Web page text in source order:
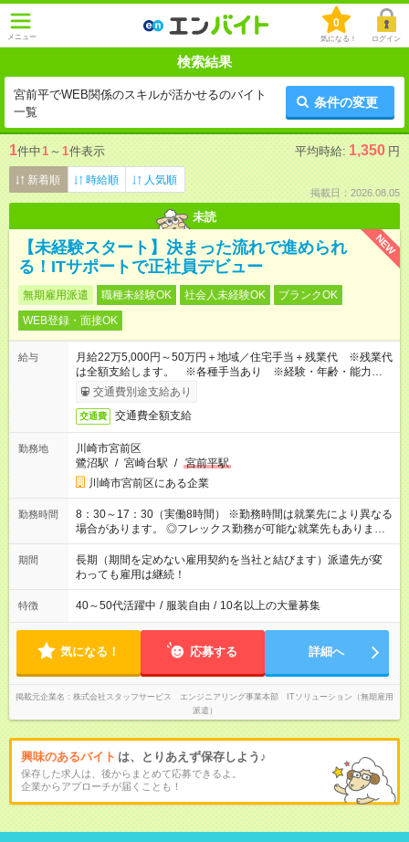
メニュー
0
気になる！ ログイン
検索結果
宮前平でWEB関係のスキルが活かせるのバイト
一覧
条件の変更
1件中1 ～ 1件表示 平均時給: 1,350 円
新着順 時給順 人気順
掲載日：2026.08.05
未読
NEW
【未経験スタート】決まった流れで進められ
る！ITサポートで正社員デビュー
無期雇用派遣 職種未経験OK 社会人未経験OK
ブランクOK
WEB登録・面接OK
給与
月給22万5,000円～50万円＋地域／住宅手当＋残業代 ※残業代
は全額支給します。 ※各種手当あり ※経験・年齢・能力等を
考慮して加給・優遇します。
交通費別途支給あり
交通費 交通費全額支給
勤務地
川崎市宮前区
鷺沼駅 / 宮崎台駅 / 宮前平駅
川崎市宮前区にある企業
勤務時間
8：30～17：30（実働8時間） ※勤務時間は就業先により異なる
場合があります。 ◎フレックス勤務が可能な就業先もありま
す。 ◎今よりもさらに働きやすい環境をつくるべく、 働き方
改革に全社をあげて取り組んでいます。
期間
長期（期間を定めない雇用契約を当社と結びます）派遣先が変
わっても雇用は継続！
特徴 40～50代活躍中 / 服装自由 / 10名以上の大量募集
気になる！ 応募する 詳細へ
掲載元企業名
株式会社スタッフサービス エンジニアリング事業本部 ITソリューション（無期雇用
派遣）
興味のあるバイト は、とりあえず保存しよう♪
保存した求人は、後からまとめて応募できるよ。
企業からアプローチが届くことも！